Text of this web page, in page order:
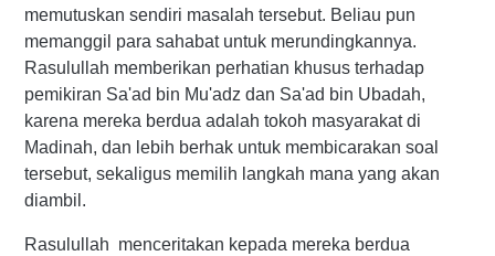
memutuskan sendiri masalah tersebut. Beliau pun
memanggil para sahabat untuk merundingkannya.
Rasulullah memberikan perhatian khusus terhadap
pemikiran Sa'ad bin Mu'adz dan Sa'ad bin Ubadah,
karena mereka berdua adalah tokoh masyarakat di
Madinah, dan lebih berhak untuk membicarakan soal
tersebut, sekaligus memilih langkah mana yang akan
diambil.
Rasulullah menceritakan kepada mereka berdua